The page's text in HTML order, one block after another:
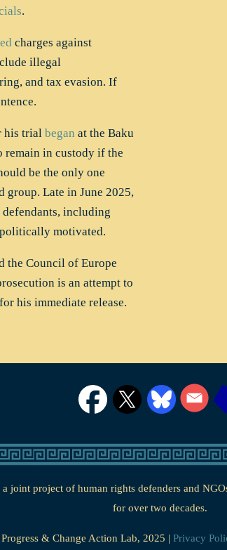
.
charges against
illegal
and tax evasion. If
his trial began at the Baku
remain in custody if the
be the only one
group. Late in June 2025,
including
motivated.
the Council of Europe
is an attempt to
his immediate release.
joint project of human rights defenders and
for over two decades.
& Change Action Lab, 2025 | Privacy